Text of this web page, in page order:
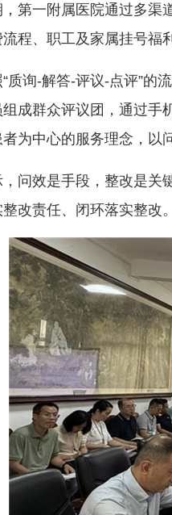
第一附属医院通过多渠
程、职工及家属挂号福
质询-解答-评议-点评”的
成群众评议团，通过手
为中心的服务理念，以
问效是手段，整改是关
改责任、闭环落实整改。